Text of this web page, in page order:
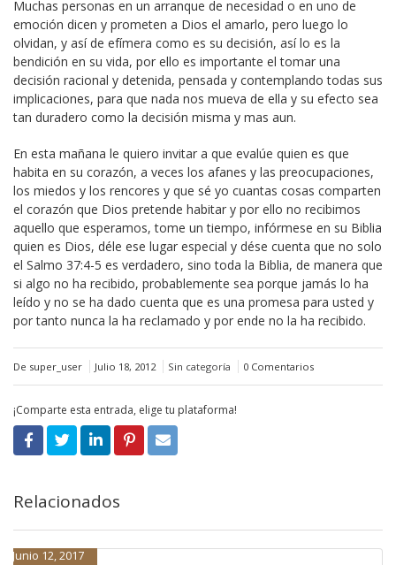
Muchas personas en un arranque de necesidad o en uno de
emoción dicen y prometen a Dios el amarlo, pero luego lo
olvidan, y así de efímera como es su decisión, así lo es la
bendición en su vida, por ello es importante el tomar una
decisión racional y detenida, pensada y contemplando todas sus
implicaciones, para que nada nos mueva de ella y su efecto sea
tan duradero como la decisión misma y mas aun.
En esta mañana le quiero invitar a que evalúe quien es que
habita en su corazón, a veces los afanes y las preocupaciones,
los miedos y los rencores y que sé yo cuantas cosas comparten
el corazón que Dios pretende habitar y por ello no recibimos
aquello que esperamos, tome un tiempo, infórmese en su Biblia
quien es Dios, déle ese lugar especial y dése cuenta que no solo
el Salmo 37:4-5 es verdadero, sino toda la Biblia, de manera que
si algo no ha recibido, probablemente sea porque jamás lo ha
leído y no se ha dado cuenta que es una promesa para usted y
por tanto nunca la ha reclamado y por ende no la ha recibido.
De super_user Julio 18, 2012 Sin categoría 0 Comentarios
¡Comparte esta entrada, elige tu plataforma!
Relacionados
Junio 12, 2017